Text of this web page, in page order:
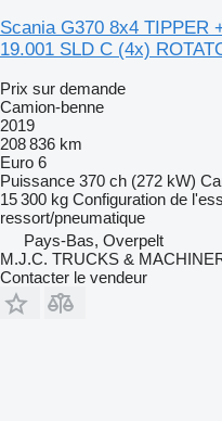
Scania G370 8x4 TIPPER
19.001 SLD C (4x)
Prix sur demande
Camion-benne
2019
208 836 km
Euro 6
Puissance 370 ch (272 kW)
15 300 kg Configuration de
ressort/pneumatique
Pays-Bas, Overpelt
M.J.C. TRUCKS &
Contacter le vendeur